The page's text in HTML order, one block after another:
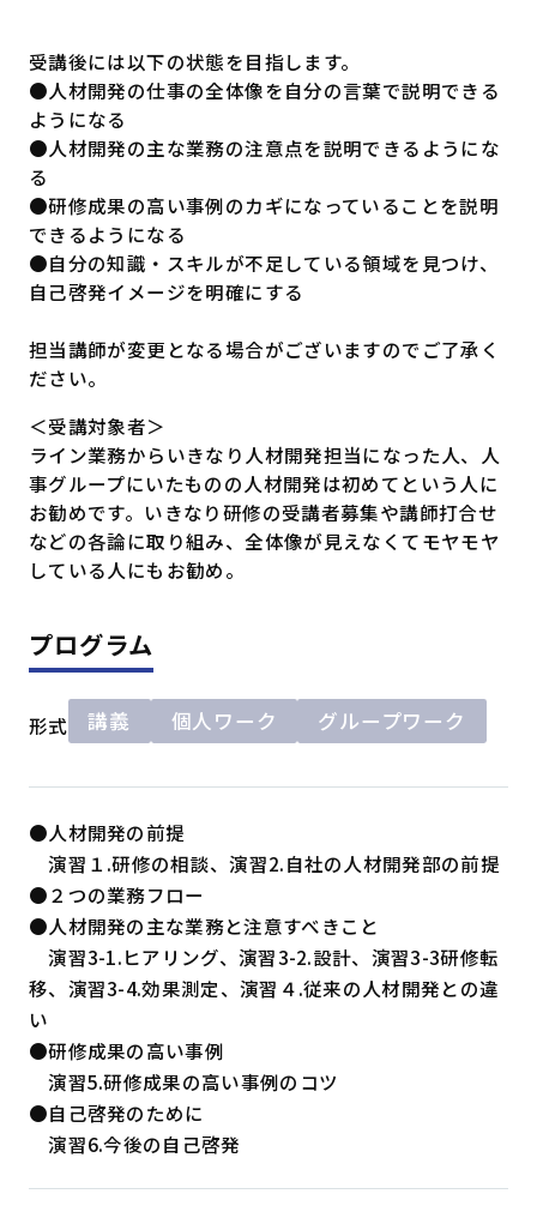
受講後には以下の状態を目指します。
●人材開発の仕事の全体像を自分の言葉で説明できる
ようになる
●人材開発の主な業務の注意点を説明できるようにな
る
●研修成果の高い事例のカギになっていることを説明
できるようになる
●自分の知識・スキルが不足している領域を見つけ、
自己啓発イメージを明確にする
担当講師が変更となる場合がございますのでご了承く
ださい。
＜受講対象者＞
ライン業務からいきなり人材開発担当になった人、人
事グループにいたものの人材開発は初めてという人に
お勧めです。いきなり研修の受講者募集や講師打合せ
などの各論に取り組み、全体像が見えなくてモヤモヤ
している人にもお勧め。
プログラム
形式 講義 個人ワーク グループワーク
●人材開発の前提
演習１.研修の相談、演習2.自社の人材開発部の前提
●２つの業務フロー
●人材開発の主な業務と注意すべきこと
演習3-1.ヒアリング、演習3-2.設計、演習3-3研修転
移、演習3-4.効果測定、演習４.従来の人材開発との違
い
●研修成果の高い事例
演習5.研修成果の高い事例のコツ
●自己啓発のために
演習6.今後の自己啓発